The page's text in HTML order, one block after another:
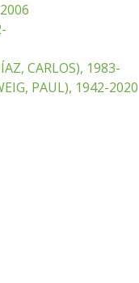
CARLOS), 1983-
PAUL), 1942-2020